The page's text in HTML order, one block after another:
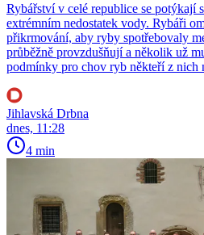
Rybářství v celé republice se potýkají
extrémním nedostatek vody. Rybáři
přikrmování, aby ryby spotřebovaly
průběžně provzdušňují a několik už
podmínky pro chov ryb někteří z nich
Jihlavská Drbna
dnes, 11:28
4 min